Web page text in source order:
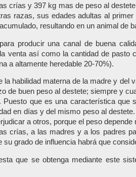
crías y 397 kg mas de peso al
razas, sus edades adultas al
resultando en un animal de
producir una canal de buena
venta así como la cantidad de pasto
a altamente heredable 20-70%).
habilidad materna de la madre y del
de buen peso al destete; siempre y
que es una característica que
en días y del mismo peso al
a otros, porque el peso
crías, a las madres y a los padres
grado de influencia habrá que
que se obtenga mediante este